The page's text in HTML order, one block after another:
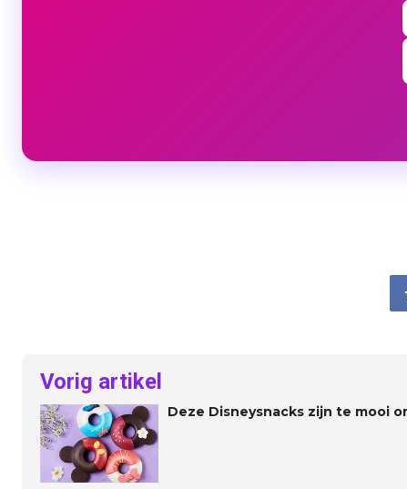
Vorig artikel
Deze Disneysnacks zijn te mooi